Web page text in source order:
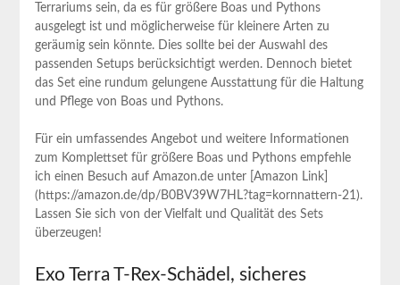
Terrariums‍ sein, da es⁣ für ‌größere Boas und ⁢Pythons
ausgelegt ist und möglicherweise für kleinere‌ Arten zu
geräumig⁤ sein könnte. Dies‍ sollte bei ​der Auswahl des
passenden ​Setups berücksichtigt werden. Dennoch ‍bietet
‌das Set⁢ eine rundum gelungene Ausstattung⁢ für die Haltung
und Pflege‌ von ⁣Boas und ​Pythons.
Für ein umfassendes​ Angebot ‍und weitere Informationen
zum ⁣Komplettset​ für größere Boas und Pythons empfehle
ich einen Besuch auf Amazon.de unter [Amazon Link]
(https://amazon.de/dp/B0BV39W7HL?tag=kornnattern-21).
Lassen​ Sie sich von der Vielfalt⁢ und Qualität des Sets
überzeugen!
Exo ‌Terra T-Rex-Schädel, sicheres